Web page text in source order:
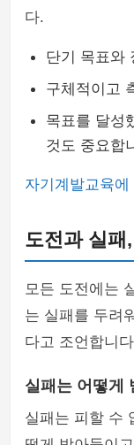
다.
단기 목표와
구체적이고
목표를 달성
것도 중요합
자기계발교육
도전과 실패
모든 도전에는
는 실패를 두려
다고 조언합니
실패는 어떻게
실패는 피할 수